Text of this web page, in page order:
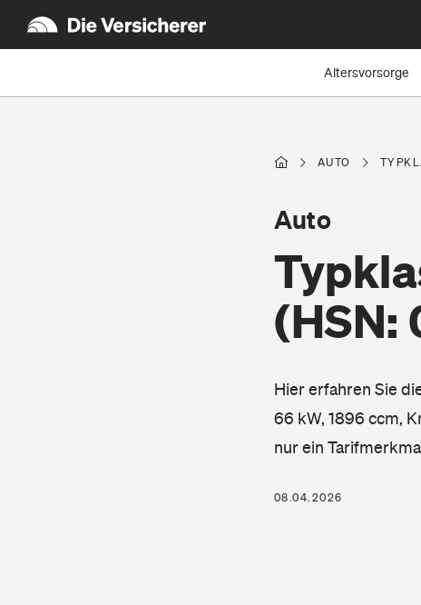
Altersvorsorge
AUTO
(HSN:
Auto
Hier erfahren Sie
66 kW, 1896 ccm,
nur ein
08.04.2026